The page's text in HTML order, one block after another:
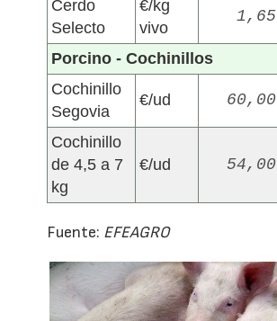
Cerdo
Selecto
€/kg
vivo
1,65
Porcino - Cochinillos
Cochinillo
Segovia
€/ud 60,00
Cochinillo
de 4,5 a 7
kg
€/ud 54,00
Fuente: EFEAGRO